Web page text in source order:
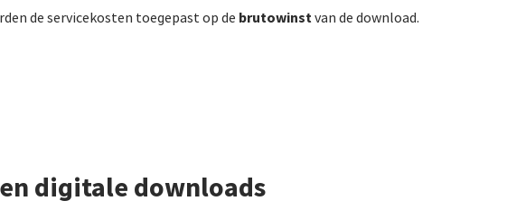
de servicekosten toegepast op de brutowinstvan de download.
digitale downloads